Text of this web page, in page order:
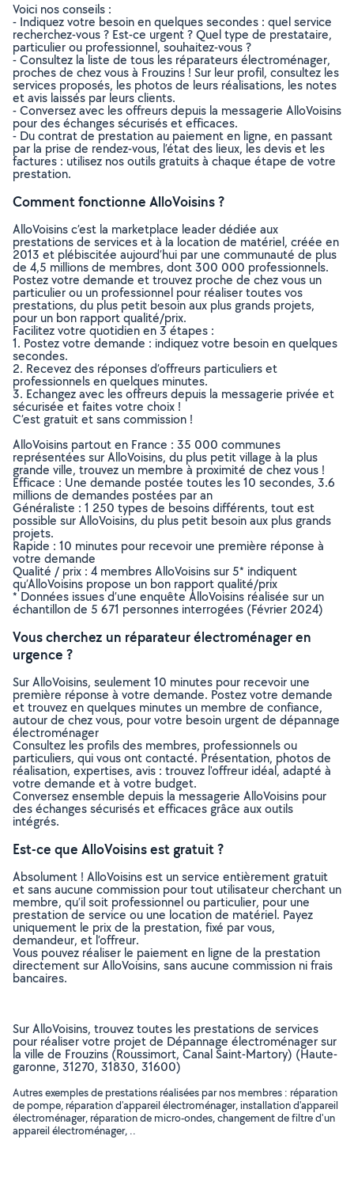
Voici nos conseils :
- Indiquez votre besoin en quelques secondes : quel service
recherchez-vous ? Est-ce urgent ? Quel type de prestataire,
particulier ou professionnel, souhaitez-vous ?
- Consultez la liste de tous les réparateurs électroménager,
proches de chez vous à Frouzins ! Sur leur profil, consultez les
services proposés, les photos de leurs réalisations, les notes
et avis laissés par leurs clients.
- Conversez avec les offreurs depuis la messagerie AlloVoisins
pour des échanges sécurisés et efficaces.
- Du contrat de prestation au paiement en ligne, en passant
par la prise de rendez-vous, l’état des lieux, les devis et les
factures : utilisez nos outils gratuits à chaque étape de votre
prestation.
Comment fonctionne AlloVoisins ?
AlloVoisins c’est la marketplace leader dédiée aux
prestations de services et à la location de matériel, créée en
2013 et plébiscitée aujourd’hui par une communauté de plus
de 4,5 millions de membres, dont 300 000 professionnels.
Postez votre demande et trouvez proche de chez vous un
particulier ou un professionnel pour réaliser toutes vos
prestations, du plus petit besoin aux plus grands projets,
pour un bon rapport qualité/prix.
Facilitez votre quotidien en 3 étapes :
1. Postez votre demande : indiquez votre besoin en quelques
secondes.
2. Recevez des réponses d’offreurs particuliers et
professionnels en quelques minutes.
3. Echangez avec les offreurs depuis la messagerie privée et
sécurisée et faites votre choix !
C’est gratuit et sans commission !
AlloVoisins partout en France : 35 000 communes
représentées sur AlloVoisins, du plus petit village à la plus
grande ville, trouvez un membre à proximité de chez vous !
Efficace : Une demande postée toutes les 10 secondes, 3.6
millions de demandes postées par an
Généraliste : 1 250 types de besoins différents, tout est
possible sur AlloVoisins, du plus petit besoin aux plus grands
projets.
Rapide : 10 minutes pour recevoir une première réponse à
votre demande
Qualité / prix : 4 membres AlloVoisins sur 5* indiquent
qu’AlloVoisins propose un bon rapport qualité/prix
* Données issues d’une enquête AlloVoisins réalisée sur un
échantillon de 5 671 personnes interrogées (Février 2024)
Vous cherchez un réparateur électroménager en
urgence ?
Sur AlloVoisins, seulement 10 minutes pour recevoir une
première réponse à votre demande. Postez votre demande
et trouvez en quelques minutes un membre de confiance,
autour de chez vous, pour votre besoin urgent de dépannage
électroménager
Consultez les profils des membres, professionnels ou
particuliers, qui vous ont contacté. Présentation, photos de
réalisation, expertises, avis : trouvez l'offreur idéal, adapté à
votre demande et à votre budget.
Conversez ensemble depuis la messagerie AlloVoisins pour
des échanges sécurisés et efficaces grâce aux outils
intégrés.
Est-ce que AlloVoisins est gratuit ?
Absolument ! AlloVoisins est un service entièrement gratuit
et sans aucune commission pour tout utilisateur cherchant un
membre, qu’il soit professionnel ou particulier, pour une
prestation de service ou une location de matériel. Payez
uniquement le prix de la prestation, fixé par vous,
demandeur, et l’offreur.
Vous pouvez réaliser le paiement en ligne de la prestation
directement sur AlloVoisins, sans aucune commission ni frais
bancaires.
Sur AlloVoisins, trouvez toutes les prestations de services
pour réaliser votre projet de Dépannage électroménager sur
la ville de Frouzins (Roussimort, Canal Saint-Martory) (Haute-
garonne, 31270, 31830, 31600)
Autres exemples de prestations réalisées par nos membres : réparation
de pompe, réparation d'appareil électroménager, installation d'appareil
électroménager, réparation de micro-ondes, changement de filtre d'un
appareil électroménager, ..